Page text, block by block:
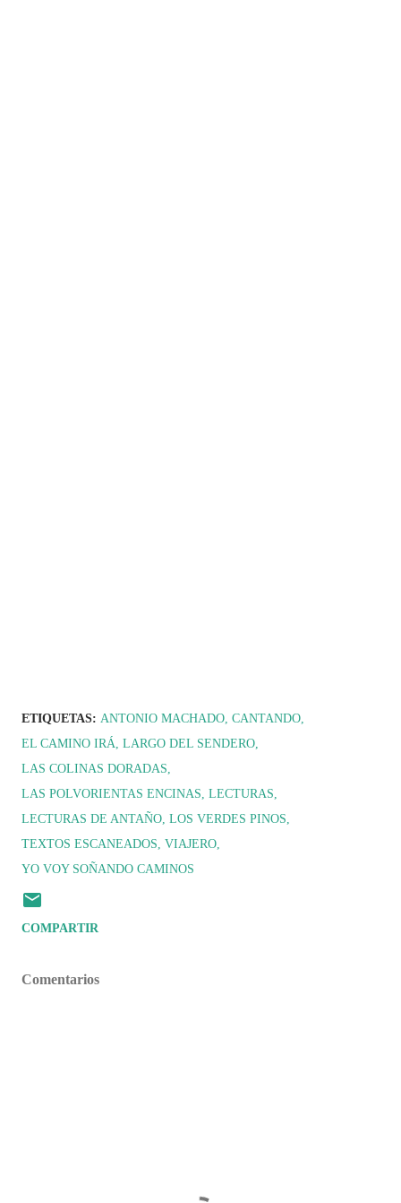
ETIQUETAS: ANTONIO MACHADO CANTANDO
EL CAMINO IRÁ LARGO DEL SENDERO
LAS COLINAS DORADAS
LAS POLVORIENTAS ENCINAS LECTURAS
LECTURAS DE ANTAÑO LOS VERDES PINOS
TEXTOS ESCANEADOS VIAJERO
YO VOY SOÑANDO CAMINOS
COMPARTIR
Comentarios